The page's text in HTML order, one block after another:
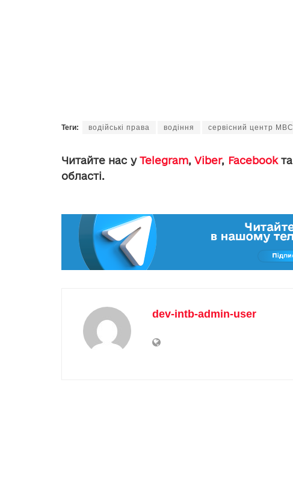
Теги: водійські права водіння сервісний центр МВС
Читайте нас уTelegram,Viber, Facebookта
області.
dev-intb-admin-user